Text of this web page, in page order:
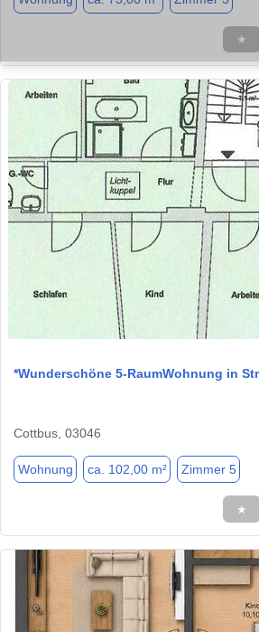
★
*Wunderschöne 5-RaumWohnung in
Cottbus, 03046
Wohnung ca. 102,00 m² Zimmer 5
★